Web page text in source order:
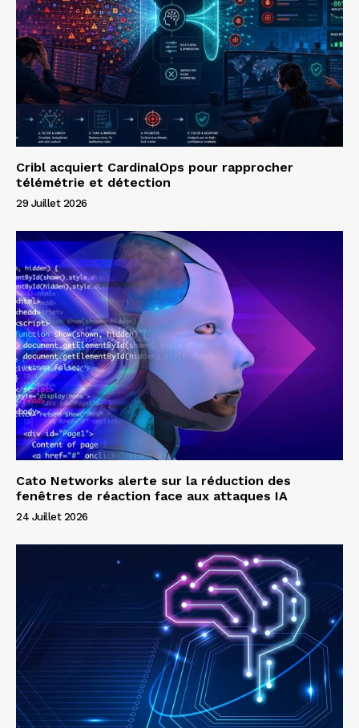
Cribl acquiert CardinalOps pour rapprocher
télémétrie et détection
29 Juillet 2026
Cato Networks alerte sur la réduction des
fenêtres de réaction face aux attaques IA
24 Juillet 2026